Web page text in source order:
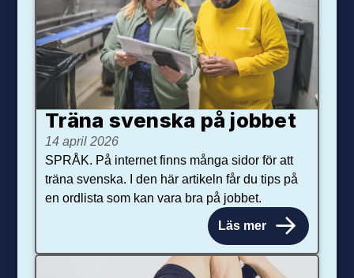
Träna svenska på jobbet
14 april 2026
SPRÅK. På internet finns många sidor för att
träna svenska. I den här artikeln får du tips på
en ordlista som kan vara bra på jobbet.
Läs mer